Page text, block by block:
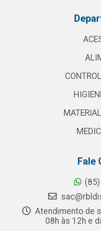
Fale
Atendimento de
08h às 12h e